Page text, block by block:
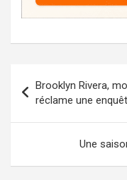
de
l’article
Brooklyn Rivera,
réclame une
Une